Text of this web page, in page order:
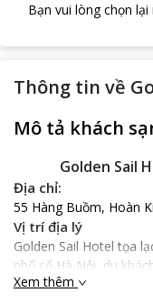
Bạn vui lòng chọn
Thông tin về
Mô tả khách
Golden Sail
Địa chỉ:
55 Hàng Buồm, Hoàn
Vị trí địa lý
Golden Sail Hotel tọa
phố cổ Hà Nội, du
tiếng như cách Hoàng
Xem thêm